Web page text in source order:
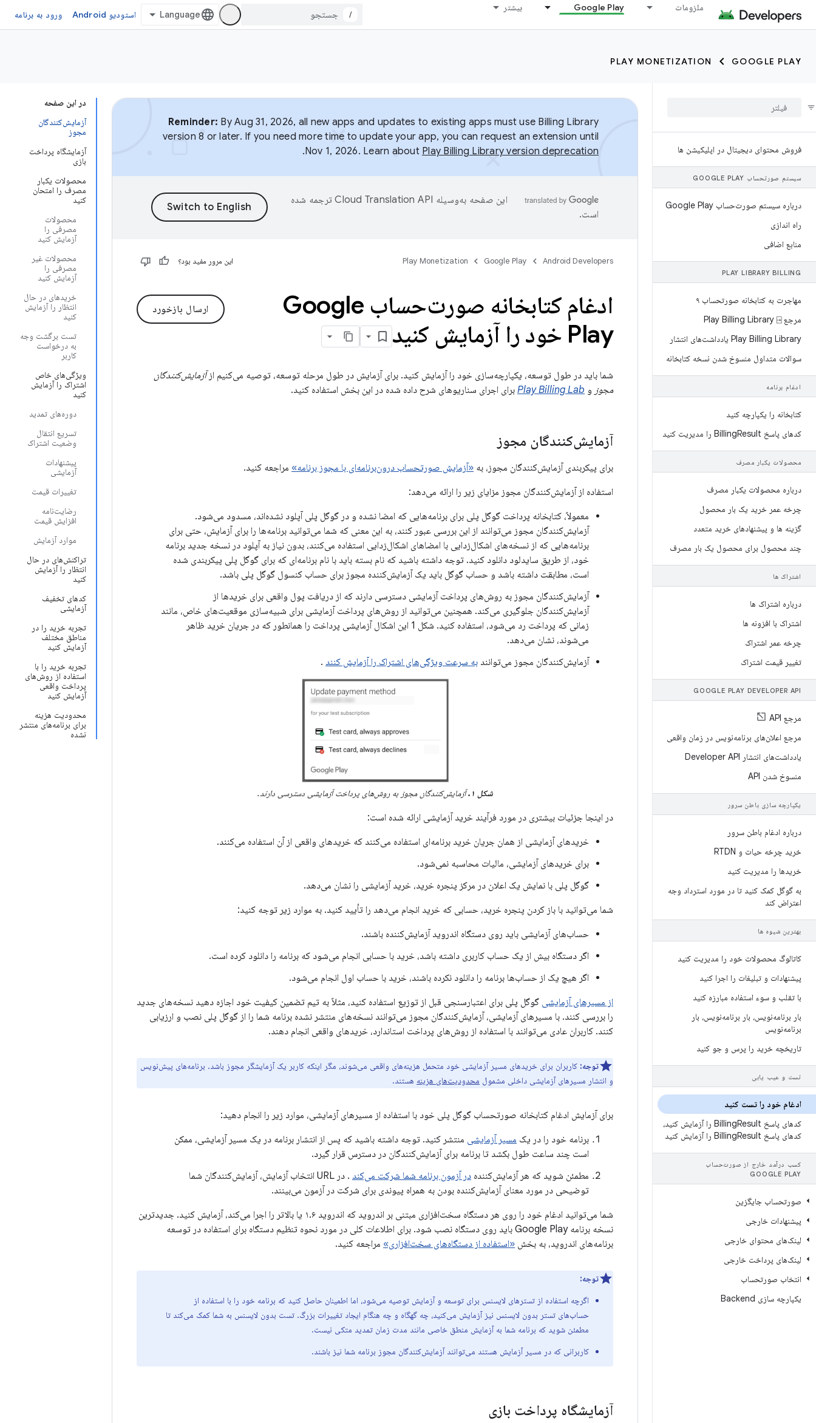
ملزومات Google Play بیشتر
/ استودیو Android ورود به برنامه
GOOGLE PLAY
PLAY MONETIZATION
فروش محتوای دیجیتال در اپلیکیشن ها
سیستم صورتحساب GOOGLE PLAY
درباره سیستم صورت‌حساب Google Play
راه اندازی
منابع اضافی
PLAY LIBRARY BILLING
مهاجرت به کتابخانه صورتحساب ۹
مرجع Play Billing Library ⍈
Play Billing Library یادداشت‌های انتشار
سوالات متداول منسوخ شدن نسخه کتابخانه
ادغام برنامه
کتابخانه را یکپارچه کنید
کدهای پاسخ Billing Result را مدیریت کنید
محصولات یکبار مصرف
درباره محصولات یکبار مصرف
چرخه عمر خرید یک بار محصول
گزینه ها و پیشنهادهای خرید متعدد
چند محصول برای محصول یک بار مصرف
اشتراک ها
درباره اشتراک ها
اشتراک با افزونه ها
چرخه عمر اشتراک
تغییر قیمت اشتراک
GOOGLE PLAY DEVELOPER API
مرجع API
مرجع اعلان‌های برنامه‌نویس در زمان واقعی
یادداشت‌های انتشار Developer API
منسوخ شدن API
یکپارچه سازی باطن سرور
درباره ادغام باطن سرور
خرید چرخه حیات و RTDN
خریدها را مدیریت کنید
به گوگل کمک کنید تا در مورد استرداد وجه
اعتراض کند
بهترین شیوه ها
کاتالوگ محصولات خود را مدیریت کنید
پیشنهادات و تبلیغات را اجرا کنید
با تقلب و سوء استفاده مبارزه کنید
بار برنامه‌نویس، بار برنامه‌نویس، بار
برنامه‌نویس
تاریخچه خرید را پرس و جو کنید
تست و عیب یابی
ادغام خود را تست کنید
کدهای پاسخ Billing
Result را آزمایش کنید،
کدهای پاسخ Billing Result را آزمایش کنید
کسب درآمد خارج از صورت‌حساب
GOOGLE PLAY
صورتحساب جایگزین
پیشنهادات خارجی
لینک‌های محتوای خارجی
لینک‌های پرداخت خارجی
انتخاب صورتحساب
یکپارچه سازی Backend
در این صفحه
آزمایش‌کنندگان
مجوز
آزمایشگاه پرداخت
بازی
محصولات یکبار
مصرف را امتحان
کنید
محصولات
مصرفی را
آزمایش کنید
محصولات غیر
مصرفی را
آزمایش کنید
خریدهای در حال
انتظار را آزمایش
کنید
تست برگشت وجه
به درخواست
کاربر
ویژگی‌های خاص
اشتراک را آزمایش
کنید
دوره‌های تمدید
تسریع انتقال
وضعیت اشتراک
پیشنهادات
آزمایشی
تغییرات قیمت
رضایت‌نامه
افزایش قیمت
موارد آزمایش
تراکنش‌های در حال
انتظار را آزمایش
کنید
کدهای تخفیف
آزمایشی
تجربه خرید را در
مناطق مختلف
آزمایش کنید
تجربه خرید را با
استفاده از روش‌های
پرداخت واقعی
آزمایش کنید
محدودیت هزینه
برای برنامه‌های منتشر
نشده
Reminder: By Aug 31, 2026, all new apps and updates to existing apps must use Billing Library
version 8 or later. If you need more time to update your app, you can request an extension until
Nov 1, 2026. Learn about Play Billing Library version deprecation
.
این صفحه به‌وسیله
ترجمه شده
است.
Android Developers
Google Play
Play Monetization این مرور مفید بود؟
ارسال بازخورد
ادغام کتابخانه صورت‌حساب Google
Play خود را آزمایش کنید
شما باید در طول توسعه، یکپارچه‌سازی خود را آزمایش کنید. برای آزمایش در طول مرحله توسعه، توصیه می‌کنیم ازآزمایش‌کنندگان
مجوز و Play Billing Lab برای اجرای سناریوهای شرح داده شده در این بخش استفاده کنید.
آزمایش‌کنندگان مجوز
برای پیکربندی آزمایش‌کنندگان مجوز، به «آزمایش صورتحساب درون‌برنامه‌ای با مجوز برنامه» مراجعه کنید.
استفاده از آزمایش‌کنندگان مجوز مزایای زیر را ارائه می‌دهد:
معمولاً، کتابخانه پرداخت گوگل پلی برای برنامه‌هایی که امضا نشده و در گوگل پلی آپلود نشده‌اند، مسدود می‌شود.
آزمایش‌کنندگان مجوز می‌توانند از این بررسی عبور کنند، به این معنی که شما می‌توانید برنامه‌ها را برای آزمایش، حتی برای
برنامه‌هایی که از نسخه‌های اشکال‌زدایی با امضاهای اشکال‌زدایی استفاده می‌کنند، بدون نیاز به آپلود در نسخه جدید برنامه
خود، از طریق سایدلود دانلود کنید. توجه داشته باشید که نام بسته باید با نام برنامه‌ای که برای گوگل پلی پیکربندی شده
است، مطابقت داشته باشد و حساب گوگل باید یک آزمایش‌کننده مجوز برای حساب کنسول گوگل پلی باشد.
آزمایش‌کنندگان مجوز به روش‌های پرداخت آزمایشی دسترسی دارند که از دریافت پول واقعی برای خریدها از
آزمایش‌کنندگان جلوگیری می‌کند. همچنین می‌توانید از روش‌های پرداخت آزمایشی برای شبیه‌سازی موقعیت‌های خاص، مانند
زمانی که پرداخت رد می‌شود، استفاده کنید. شکل 1 این اشکال آزمایشی پرداخت را همانطور که در جریان خرید ظاهر
می‌شوند، نشان می‌دهد.
آزمایش‌کنندگان مجوز می‌توانند به سرعت ویژگی‌های اشتراک را آزمایش کنند .
شکل ۱. آزمایش‌کنندگان مجوز به روش‌های پرداخت آزمایشی دسترسی دارند.
در اینجا جزئیات بیشتری در مورد فرآیند خرید آزمایشی ارائه شده است:
خریدهای آزمایشی از همان جریان خرید برنامه‌ای استفاده می‌کنند که خریدهای واقعی از آن استفاده می‌کنند.
برای خریدهای آزمایشی، مالیات محاسبه نمی‌شود.
گوگل پلی با نمایش یک اعلان در مرکز پنجره خرید، خرید آزمایشی را نشان می‌دهد.
شما می‌توانید با باز کردن پنجره خرید، حسابی که خرید انجام می‌دهد را تأیید کنید. به موارد زیر توجه کنید:
حساب‌های آزمایشی باید روی دستگاه اندروید آزمایش‌کننده باشند.
اگر دستگاه بیش از یک حساب کاربری داشته باشد، خرید با حسابی انجام می‌شود که برنامه را دانلود کرده است.
اگر هیچ یک از حساب‌ها برنامه را دانلود نکرده باشند، خرید با حساب اول انجام می‌شود.
از مسیرهای آزمایشی گوگل پلی برای اعتبارسنجی قبل از توزیع استفاده کنید، مثلاً به تیم تضمین کیفیت خود اجازه دهید نسخه‌های جدید
را بررسی کنند. با مسیرهای آزمایشی، آزمایش‌کنندگان مجوز می‌توانند نسخه‌های منتشر نشده برنامه شما را از گوگل پلی نصب و ارزیابی
کنند. کاربران عادی می‌توانند با استفاده از روش‌های پرداخت استاندارد، خریدهای واقعی انجام دهند.
توجه: کاربران برای خریدهای مسیر آزمایشی خود متحمل هزینه‌های واقعی می‌شوند، مگر اینکه کاربر یک آزمایشگر مجوز باشد. برنامه‌های پیش‌نویس
و انتشار مسیرهای آزمایشی داخلی مشمول محدودیت‌های هزینه هستند.
برای آزمایش ادغام کتابخانه صورتحساب گوگل پلی خود با استفاده از مسیرهای آزمایشی، موارد زیر را انجام دهید:
برنامه خود را در یک مسیر آزمایشی منتشر کنید. توجه داشته باشید که پس از انتشار برنامه در یک مسیر آزمایشی، ممکن
است چند ساعت طول بکشد تا برنامه برای آزمایش‌کنندگان در دسترس قرار گیرد.
مطمئن شوید که هر آزمایش‌کننده در آزمون برنامه شما شرکت می‌کند
. در URL انتخاب آزمایش، آزمایش‌کنندگان شما
توضیحی در مورد معنای آزمایش‌کننده بودن به همراه پیوندی برای شرکت در آزمون می‌بینند.
شما می‌توانید ادغام خود را روی هر دستگاه سخت‌افزاری مبتنی بر اندروید که اندروید ۱.۶ یا بالاتر را اجرا می‌کند، آزمایش کنید. جدیدترین
نسخه برنامه Google Play باید روی دستگاه نصب شود. برای اطلاعات کلی در مورد نحوه تنظیم دستگاه برای استفاده در توسعه
برنامه‌های اندروید، به بخش «استفاده از دستگاه‌های سخت‌افزاری» مراجعه کنید.
توجه:
اگرچه استفاده از تسترهای لایسنس برای توسعه و آزمایش توصیه می‌شود، اما اطمینان حاصل کنید که برنامه خود را با استفاده از
حساب‌های تستر بدون لایسنس نیز آزمایش می‌کنید، چه گهگاه و چه هنگام ایجاد تغییرات بزرگ. تست بدون لایسنس به شما کمک می‌کند تا
مطمئن شوید که برنامه شما به آزمایش منطق خاصی مانند مدت زمان تمدید متکی نیست.
کاربرانی که در مسیر آزمایش هستند می‌توانند آزمایش‌کنندگان مجوز برنامه شما نیز باشند.
آزمایشگاه پرداخت بازی